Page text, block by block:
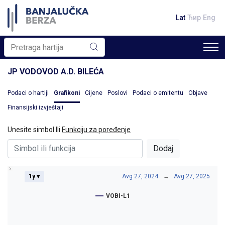
Lat Ћир Eng
JP VODOVOD A.D. BILEĆA
Podaci o hartiji Grafikoni Cijene Poslovi Podaci o emitentu Objave
Finansijski izvještaji
Unesite simbol Ili Funkciju za poređenje
Dodaj
1y ▾ Avg 27, 2024 → Avg 27, 2025
VOBI-L1